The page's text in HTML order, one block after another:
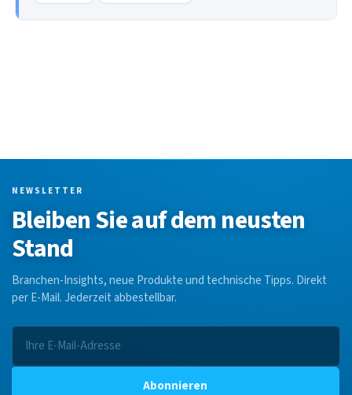
NEWSLETTER
Bleiben Sie auf dem neusten
Stand
Branchen-Insights, neue Produkte und technische Tipps. Direkt
per E-Mail. Jederzeit abbestellbar.
Abonnieren